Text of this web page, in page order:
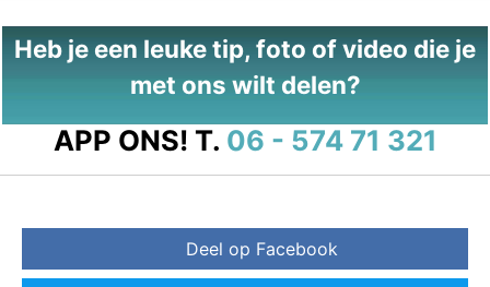
Heb je een leuke tip, foto of video die je
met ons wilt delen?
APP ONS! T. 06 - 574 71 321
Deel op Facebook